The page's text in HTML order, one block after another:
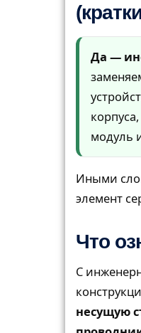
Да —
модуль
Иными
элемент
Что
С
несущую